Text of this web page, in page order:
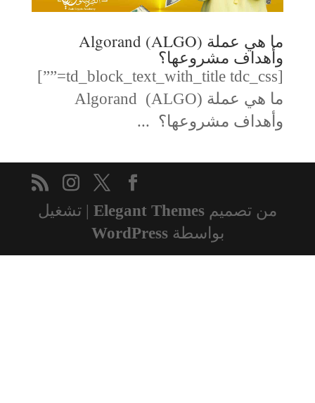
ما هي عملة (ALGO) Algorand
وأهداف مشروعها؟
[td_block_text_with_title tdc_css=””]
ما هي عملة (ALGO) Algorand
وأهداف مشروعها؟ ...
من تصميم Elegant Themes | تشغيل
بواسطةWordPress